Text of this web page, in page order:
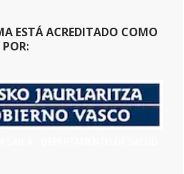
ESTÁ ACREDITADO COMO